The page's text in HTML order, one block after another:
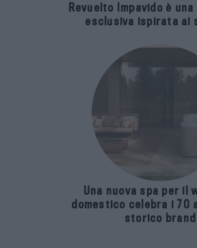
Revuelto Impavido è
esclusiva ispirata ai
Una nuova spa per il
domestico celebra i 70
storico brand